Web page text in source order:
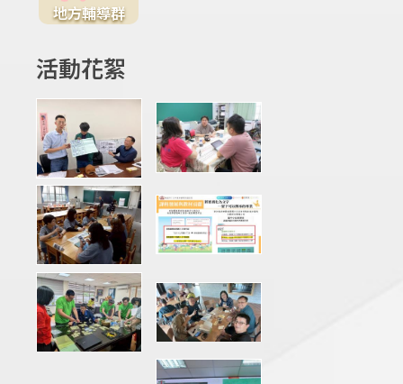
地方輔導群
活動花絮